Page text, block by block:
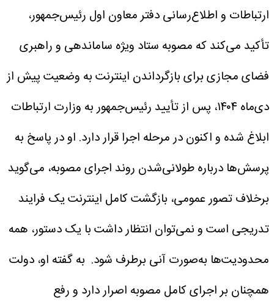
ارتباطات و اطلاع‌رسانی دفتر معاون اول رئیس‌جمهور،
تأکید می‌کند که مصوبه ستاد ویژه ساماندهی و راهبری
فضای مجازی برای بازگرداندن اینترنت به وضعیت پیش از
دی‌ماه ۱۴۰۴، پس از تأیید رئیس‌جمهور به وزارت ارتباطات
ابلاغ شده و اکنون در مرحله اجرا قرار دارد. او در پاسخ به
پرسش‌ها درباره طولانی‌شدن روند اجرای مصوبه، می‌گوید
برخلاف تصور عمومی، بازگشت کامل اینترنت یک فرایند
تدریجی است و نمی‌توان انتظار داشت با یک دستور، همه
محدودیت‌ها به‌صورت آنی برطرف شود. به گفته او، دولت
همچنان بر اجرای کامل مصوبه اصرار دارد و رفع